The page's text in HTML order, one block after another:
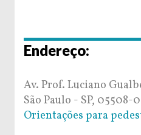
Endereço:
Av. Prof. Luciano
São Paulo - SP, 05508-
Orientações para